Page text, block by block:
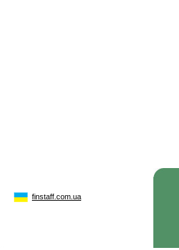
finstaff.com.ua